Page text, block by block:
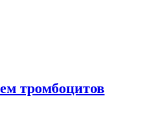
тромбоцитов